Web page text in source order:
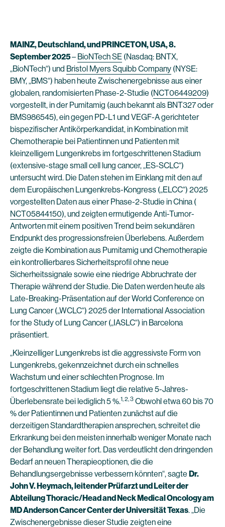
MAINZ, Deutschland, und PRINCETON, USA, 8.
September 2025– BioNTech SE (Nasdaq: BNTX,
„BioNTech“) und Bristol Myers Squibb Company (NYSE:
BMY, „BMS“) haben heute Zwischenergebnisse aus einer
globalen, randomisierten Phase-2-Studie (NCT06449209)
vorgestellt, in der Pumitamig (auch bekannt als BNT327 oder
BMS986545), ein gegen PD-L1 und VEGF-A gerichteter
bispezifischer Antikörperkandidat, in Kombination mit
Chemotherapie bei Patientinnen und Patienten mit
kleinzelligem Lungenkrebs im fortgeschrittenen Stadium
(extensive-stage small cell lung cancer, „ES-SCLC“)
untersucht wird. Die Daten stehen im Einklang mit den auf
dem Europäischen Lungenkrebs-Kongress („ELCC“) 2025
vorgestellten Daten aus einer Phase-2-Studie in China (
NCT05844150), und zeigten ermutigende Anti-Tumor-
Antworten mit einem positiven Trend beim sekundären
Endpunkt des progressionsfreien Überlebens. Außerdem
zeigte die Kombination aus Pumitamig und Chemotherapie
ein kontrollierbares Sicherheitsprofil ohne neue
Sicherheitssignale sowie eine niedrige Abbruchrate der
Therapie während der Studie. Die Daten werden heute als
Late-Breaking-Präsentation auf der World Conference on
Lung Cancer („WCLC“) 2025 der International Association
for the Study of Lung Cancer („IASLC“) in Barcelona
präsentiert.
„Kleinzelliger Lungenkrebs ist die aggressivste Form von
Lungenkrebs, gekennzeichnet durch ein schnelles
Wachstum und einer schlechten Prognose. Im
fortgeschrittenen Stadium liegt die relative 5-Jahres-
Überlebensrate bei lediglich 5 %.1, 2, 3 Obwohl etwa 60 bis 70
% der Patientinnen und Patienten zunächst auf die
derzeitigen Standardtherapien ansprechen, schreitet die
Erkrankung bei den meisten innerhalb weniger Monate nach
der Behandlung weiter fort. Das verdeutlicht den dringenden
Bedarf an neuen Therapieoptionen, die die
Behandlungsergebnisse verbessern könnten“, sagte Dr.
John V. Heymach, leitender Prüfarzt und Leiter der
Abteilung Thoracic/Head and Neck Medical Oncology am
MD Anderson Cancer Center der Universität Texas. „Die
Zwischenergebnisse dieser Studie zeigten eine